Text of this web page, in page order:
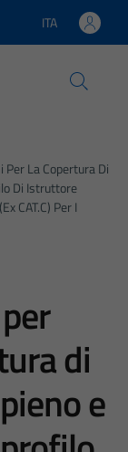
Lingua attiva:
ITA
Per La Copertura Di
Di Istruttore
CAT.C) Per I
di
e